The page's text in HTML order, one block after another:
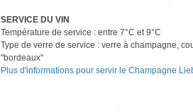
SERVICE DU VIN
Température de service : entre 7°C et 9°C
Type de verre de service : verre à champagne,
"bordeaux"
Plus d'informations pour servir le Champagne